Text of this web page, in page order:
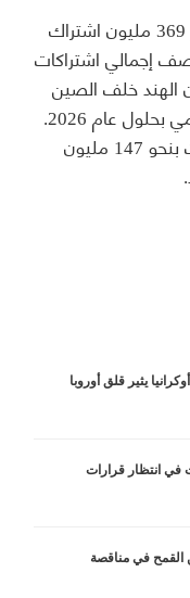
تتوقع وكالة “أوميديا” للأبحاث أنه مع 369 مليون اشتراك
إجمالي اشتراكات
الهند خلف الصين
والولايات المتحدة في التصنيف العالمي بحلول عام 2026.
وستطرد الهند اليابان من المركز الثالث بنحو 147 مليون
يثير قلق أوروبا
6 دولارات في انتظار قرارات